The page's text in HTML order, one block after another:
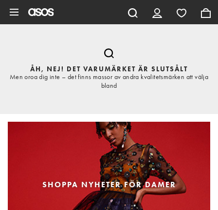
ÅH, NEJ! DET VARUMÄRKET ÄR SLUTSÅLT
Men oroa dig inte – det finns massor av andra kvalitetsmärken att välja
bland
SHOPPA NYHETER FÖR DAMER